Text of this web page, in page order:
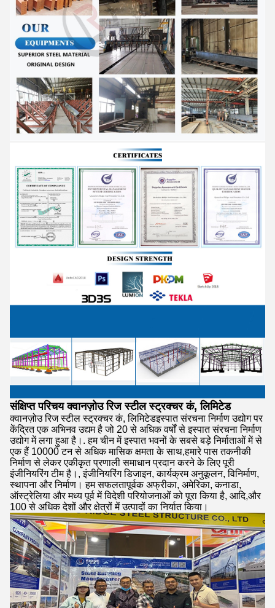
संक्षिप्त परिचय क्वानज़ोउ रिज स्टील स्ट्रक्चर कं, लिमिटेड
क्वानज़ोउ रिज स्टील स्ट्रक्चर कं, लिमिटेडइस्पात संरचना निर्माण उद्योग पर
केंद्रित एक अभिनव उद्यम है जो 20 से अधिक वर्षों से इस्पात संरचना निर्माण
उद्योग में लगा हुआ है।. हम चीन में इस्पात भवनों के सबसे बड़े निर्माताओं में से
एक हैं 10000 टन से अधिक मासिक क्षमता के साथ,हमारे पास तकनीकी
निर्माण से लेकर एकीकृत प्रणाली समाधान प्रदान करने के लिए पूरी
इंजीनियरिंग टीम है।, इंजीनियरिंग डिजाइन, कार्यक्रम अनुकूलन, विनिर्माण,
स्थापना और निर्माण। हम सफलतापूर्वक अफ्रीका, अमेरिका, कनाडा,
ऑस्ट्रेलिया और मध्य पूर्व में विदेशी परियोजनाओं को पूरा किया है, आदि,और
100 से अधिक देशों और क्षेत्रों में उत्पादों का निर्यात किया।